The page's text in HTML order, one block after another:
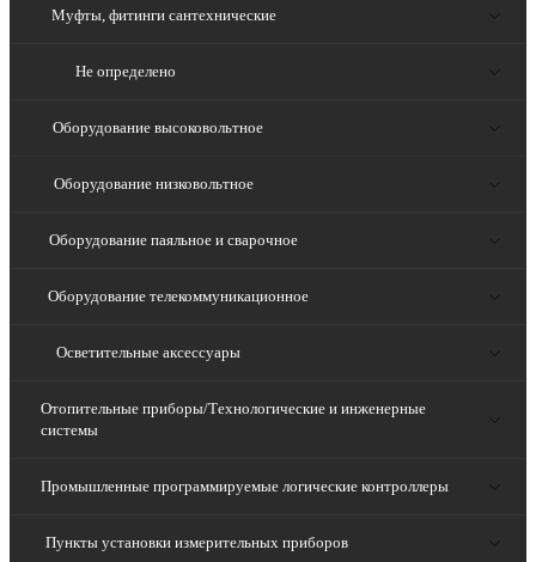
Муфты, фитинги сантехнические
Не определено
Оборудование высоковольтное
Оборудование низковольтное
Оборудование паяльное и сварочное
Оборудование телекоммуникационное
Осветительные аксессуары
Отопительные приборы/Технологические и инженерные
системы
Промышленные программируемые логические контроллеры
Пункты установки измерительных приборов